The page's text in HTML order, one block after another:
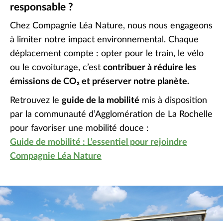
responsable ?
Chez Compagnie Léa Nature, nous nous engageons
à limiter notre impact environnemental. Chaque
déplacement compte : opter pour le train, le vélo
ou le covoiturage, c’est contribuer à réduire les
émissions de CO₂ et préserver notre planète.
Retrouvez le guide de la mobilité mis à disposition
par la communauté d’Agglomération de La Rochelle
pour favoriser une mobilité douce :
Guide de mobilité : L’essentiel pour rejoindre
Compagnie Léa Nature